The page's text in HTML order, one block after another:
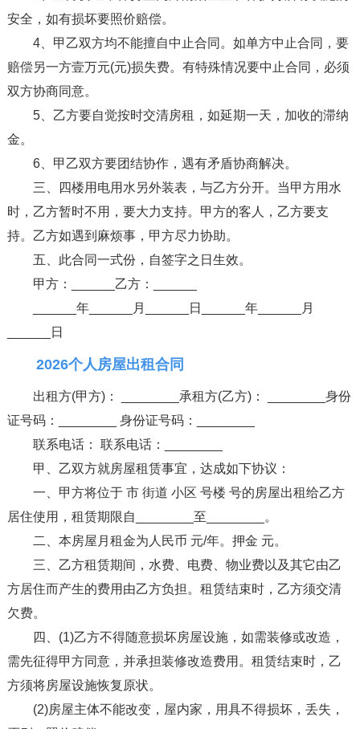
安全，如有损坏要照价赔偿。
4、甲乙双方均不能擅自中止合同。如单方中止合同，要
赔偿另一方壹万元(元)损失费。有特殊情况要中止合同，必须
双方协商同意。
5、乙方要自觉按时交清房租，如延期一天，加收的滞纳
金。
6、甲乙双方要团结协作，遇有矛盾协商解决。
三、四楼用电用水另外装表，与乙方分开。当甲方用水
时，乙方暂时不用，要大力支持。甲方的客人，乙方要支
持。乙方如遇到麻烦事，甲方尽力协助。
五、此合同一式份，自签字之日生效。
甲方：______乙方：______
______年______月______日______年______月
______日
2026个人房屋出租合同
出租方(甲方)： ________承租方(乙方)： ________身份
证号码：________ 身份证号码：________
联系电话： 联系电话：________
甲、乙双方就房屋租赁事宜，达成如下协议：
一、甲方将位于 市 街道 小区 号楼 号的房屋出租给乙方
居住使用，租赁期限自________至________。
二、本房屋月租金为人民币 元/年。押金 元。
三、乙方租赁期间，水费、电费、物业费以及其它由乙
方居住而产生的费用由乙方负担。租赁结束时，乙方须交清
欠费。
四、(1)乙方不得随意损坏房屋设施，如需装修或改造，
需先征得甲方同意，并承担装修改造费用。租赁结束时，乙
方须将房屋设施恢复原状。
(2)房屋主体不能改变，屋内家，用具不得损坏，丢失，